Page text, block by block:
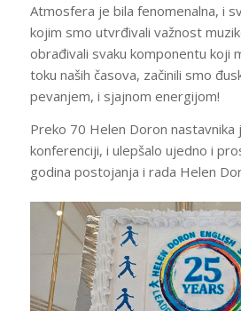
Atmosfera je bila fenomenalna, i
kojim smo utvrđivali važnost
obrađivali svaku komponentu koji
toku naših časova, začinili smo
pevanjem, i sjajnom energijom!
Preko 70 Helen Doron nastavnika
konferenciji, i ulepšalo ujedno i
godina postojanja i rada Helen